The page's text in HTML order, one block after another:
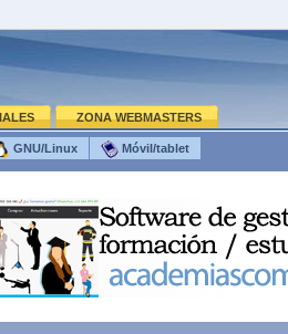
ZONA WEBMASTERS
GNU/Linux Móvil/tablet